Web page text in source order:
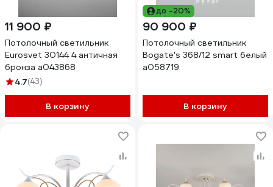
11 900 ₽
Потолочный светильник
Eurosvet 30144 4 античная
бронза a043868
4.7(43)
В корзину
до -20%
90 900 ₽
Потолочный светильник
Bogate's 368/12 smart белый
a058719
В корзину